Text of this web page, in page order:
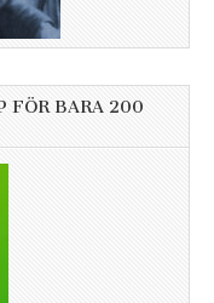
FÖR BARA 200